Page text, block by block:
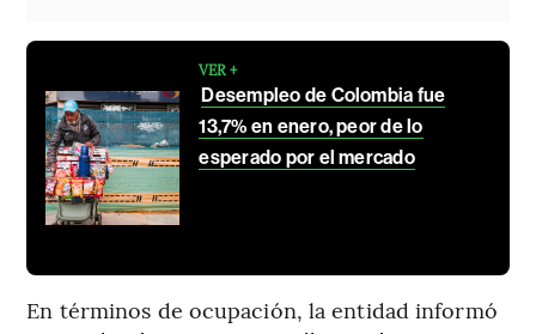
VER +
Desempleo de Colombia fue
13,7% en enero, peor de lo
esperado por el mercado
En términos de ocupación, la entidad informó